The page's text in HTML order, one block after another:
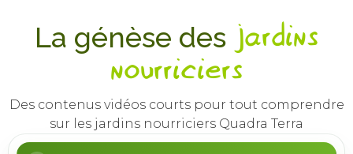
La génèse des jardins
nourriciers
Des contenus vidéos courts pour tout comprendre
sur les jardins nourriciers Quadra Terra